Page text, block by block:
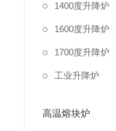
1400度升降炉
1600度升降炉
1700度升降炉
工业升降炉
高温熔块炉